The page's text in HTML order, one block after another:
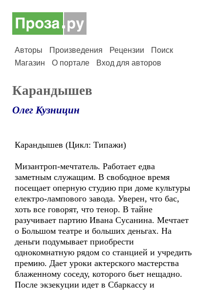
Авторы Произведения Рецензии
Поиск
Магазин
О портале Вход для авторов
Карандышев
Олег Кузницин
Карандышев (Цикл: Типажи)
Мизантроп-мечтатель. Работает едва
заметным служащим. В свободное время
посещает оперную студию при доме культуры
електро-лампового завода. Уверен, что бас,
хоть все говорят, что тенор. В тайне
разучивает партию Ивана Сусанина. Мечтает
о Большом театре и больших деньгах. На
деньги подумывает приобрести
однокомнатную рядом со станцией и учредить
премию. Дает уроки актерского мастерства
блаженному соседу, которого бьет нещадно.
После экзекуции идет в Сбаркассу и